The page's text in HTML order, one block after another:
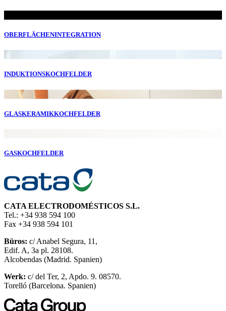
OBERFLÄCHENINTEGRATION
INDUKTIONSKOCHFELDER
GLASKERAMIKKOCHFELDER
GASKOCHFELDER
CATA ELECTRODOMÉSTICOS S.L.
Tel.: +34 938 594 100
Fax +34 938 594 101
Büros: c/ Anabel Segura, 11,
Edif. A, 3a pl. 28108.
Alcobendas (Madrid. Spanien)
Werk: c/ del Ter, 2, Apdo. 9. 08570.
Torelló (Barcelona. Spanien)